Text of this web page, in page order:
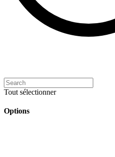
Tout sélectionner
Options